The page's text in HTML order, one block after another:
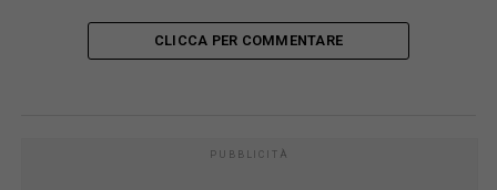
CLICCA PER COMMENTARE
PUBBLICITÀ